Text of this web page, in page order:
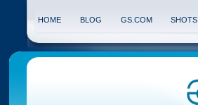
HOME BLOG GS.COM SHOTS